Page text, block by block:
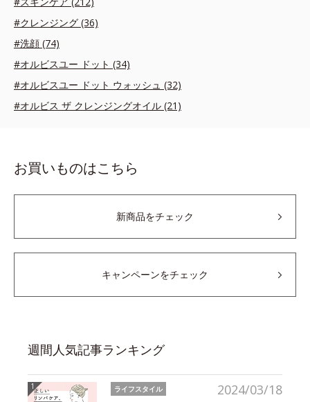
#クレンジング (36)
#洗顔 (74)
#オルビスユー ドット (34)
#オルビスユー ドット ウォッシュ (32)
#オルビス ザ クレンジングオイル (21)
お買いものはこちら
新商品をチェック
キャンペーンをチェック
週間人気記事ランキング
2024/03/18
ライフスタイル